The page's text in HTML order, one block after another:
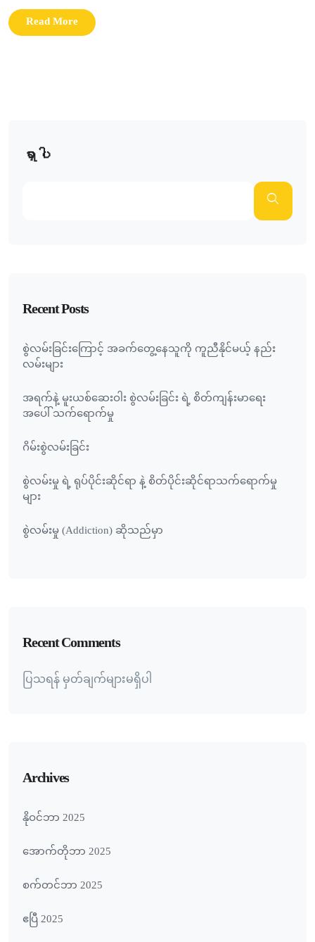
Read More
ရှာပါ
Recent Posts
စွဲလမ်းခြင်းကြောင့် အခက်တွေ့နေသူကို ကူညီနိုင်မယ့် နည်း
လမ်းများ
အရက်နဲ့ မူးယစ်ဆေးဝါး စွဲလမ်းခြင်း ရဲ့ စိတ်ကျန်းမာရေး
အပေါ် သက်ရောက်မှု
ဂိမ်းစွဲလမ်းခြင်း
စွဲလမ်းမှု ရဲ့ ရုပ်ပိုင်းဆိုင်ရာ နဲ့ စိတ်ပိုင်းဆိုင်ရာသက်ရောက်မှု
များ
စွဲလမ်းမှု (Addiction) ဆိုသည်မှာ
Recent Comments
ပြသရန် မှတ်ချက်များမရှိပါ
Archives
နိုဝင်ဘာ 2025
အောက်တိုဘာ 2025
စက်တင်ဘာ 2025
ဧပြီ 2025